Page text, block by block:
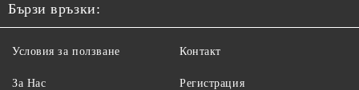
Бързи връзки:
Условия за ползване
За Нас
Контакт
Регистрация